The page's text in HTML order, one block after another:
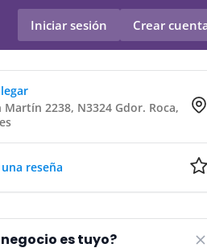
Iniciar sesión Crear
Martín 2238, N3324 Gdor. Roca,
reseña
negocio es tuyo?